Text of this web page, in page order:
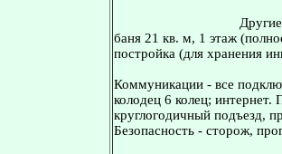
баня 21 кв. м, 1 этаж
постройка (для хранения
Коммуникации - все
колодец 6 колец; интернет.
круглогодичный подъезд,
Безопасность - сторож,